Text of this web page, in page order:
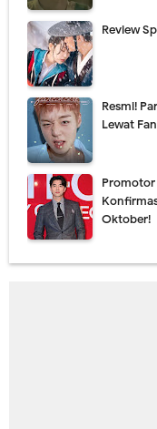
Review
Resmi!
Lewat
Promotor
Oktober!